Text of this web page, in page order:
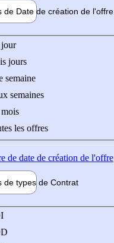
de Date de création de l'offre
de l'offre
jours
semaine
semaines
les offres
de date de création de l'offre
de types de Contrat